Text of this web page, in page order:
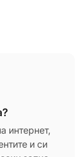
интернет,
и си